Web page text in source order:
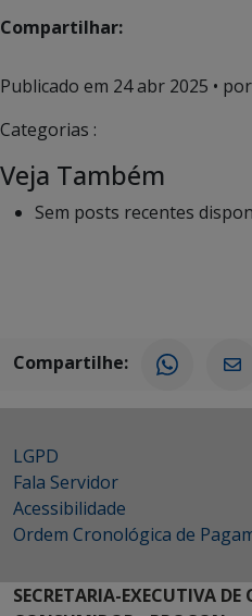
Compartilhar:
Publicado em 24 abr 2025 •
Categorias :
Veja Também
Sem posts recentes
Compartilhe:
LGPD
Fala Servidor
Acessibilidade
Ordem Cronológica de
SECRETARIA-EXECUTIVA DE